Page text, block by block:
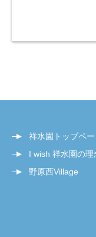
祥水園トップペー
I wish 祥水園の理
野原西Village